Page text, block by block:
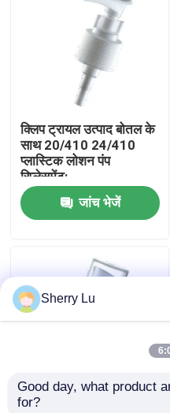
हमारे बारे में
फैक्टरी यात्रा
गुणवत्ता नियंत्रण
हमसे संपर्क करें
एक बोली का अनुरोध
कॉस्मेटिक वायुहीन बोतल
कॉस्मेटिक लोशन की बोतल
कॉस्मेटिक क्रीम जार
क्लिप ट्रायल उत्पाद बोतल के
साथ 20/410 24/410
प्लास्टिक लोशन पंप
रिप्लेसमेंट:
जांच भेजें
इनर स्प्रिंग क्रीम कॉस्मेटिक
Sherry Lu
Good day, what product
for?